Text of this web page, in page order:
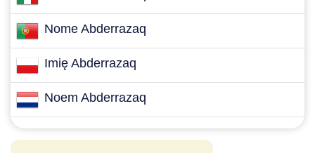
Nome Abderrazaq
Imię Abderrazaq
Noem Abderrazaq